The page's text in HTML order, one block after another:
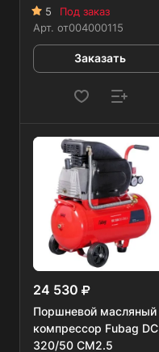
5
Под заказ
Арт. от004000115
Заказать
24 530
Поршневой масляный
компрессор Fubag DС
320/50 CM2.5